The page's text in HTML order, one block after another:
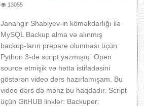
13055
Janahgir Shabiyev-in köməkdarlığı ilə
MySQL Backup alma və alınmış
backup-ların prepare olunması üçün
Python 3-də script yazmışıq. Open
source etmişik və hətta istifadəsini
göstərən video dərs hazırlamışam. Bu
video dərs də məhz bu haqdadır. Script
üçün GitHUB linklər: Backuper: